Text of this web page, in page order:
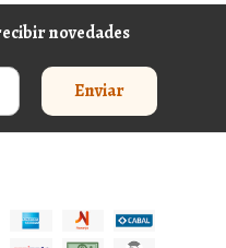
novedades
Enviar